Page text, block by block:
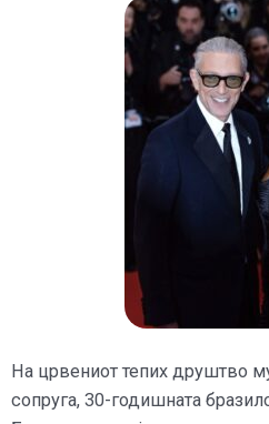
На црвениот тепих друштво
сопруга, 30-годишната